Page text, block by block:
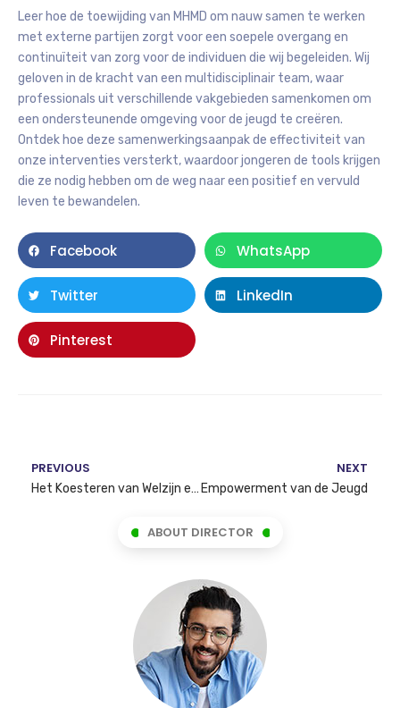
Leer hoe de toewijding van MHMD om nauw samen te werken
met externe partijen zorgt voor een soepele overgang en
continuïteit van zorg voor de individuen die wij begeleiden. Wij
geloven in de kracht van een multidisciplinair team, waar
professionals uit verschillende vakgebieden samenkomen om
een ondersteunende omgeving voor de jeugd te creëren.
Ontdek hoe deze samenwerkingsaanpak de effectiviteit van
onze interventies versterkt, waardoor jongeren de tools krijgen
die ze nodig hebben om de weg naar een positief en vervuld
leven te bewandelen.
Facebook WhatsApp
Twitter LinkedIn
Pinterest
PREVIOUS
Het Koesteren van Welzijn en Positieve Levenspaden voor de Jeugd
NEXT
Empowerment van de Jeugd
ABOUT DIRECTOR